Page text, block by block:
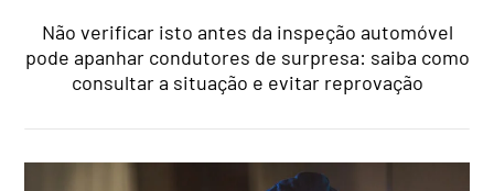
Não verificar isto antes da inspeção automóvel
pode apanhar condutores de surpresa: saiba como
consultar a situação e evitar reprovação